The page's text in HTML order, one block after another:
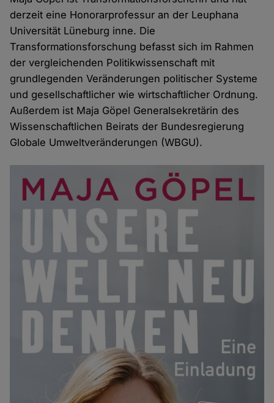
derzeit eine Honorarprofessur an der Leuphana
Universität Lüneburg inne. Die
Transformationsforschung befasst sich im Rahmen
der vergleichenden Politikwissenschaft mit
grundlegenden Veränderungen politischer Systeme
und gesellschaftlicher wie wirtschaftlicher Ordnung.
Außerdem ist Maja Göpel Generalsekretärin des
Wissenschaftlichen Beirats der Bundesregierung
Globale Umweltveränderungen (WBGU).